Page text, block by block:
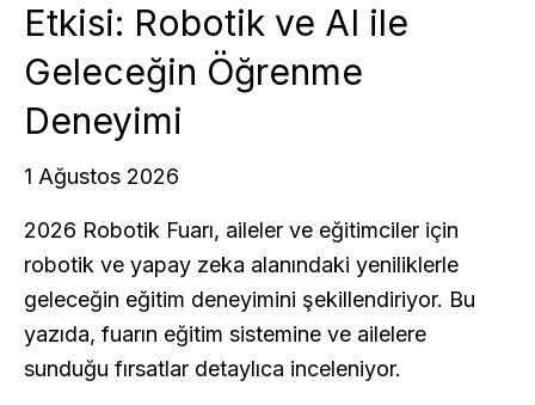
Etkisi: Robotik ve AI ile
Geleceğin Öğrenme
Deneyimi
1 Ağustos 2026
2026 Robotik Fuarı, aileler ve eğitimciler için
robotik ve yapay zeka alanındaki yeniliklerle
geleceğin eğitim deneyimini şekillendiriyor. Bu
yazıda, fuarın eğitim sistemine ve ailelere
sunduğu fırsatlar detaylıca inceleniyor.